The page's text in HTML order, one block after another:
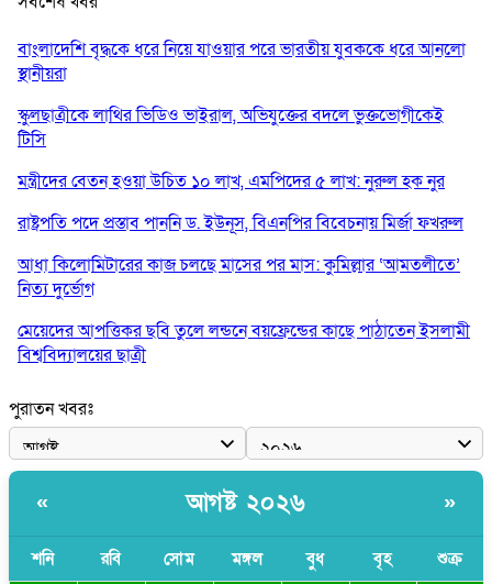
বাংলাদেশি বৃদ্ধকে ধরে নিয়ে যাওয়ার পরে ভারতীয় যুবককে ধরে আনলো
স্থানীয়রা
স্কুলছাত্রীকে লাথির ভিডিও ভাইরাল, অভিযুক্তের বদলে ভুক্তভোগীকেই
টিসি
মন্ত্রীদের বেতন হওয়া উচিত ১০ লাখ, এমপিদের ৫ লাখ: নুরুল হক নুর
রাষ্ট্রপতি পদে প্রস্তাব পাননি ড. ইউনূস, বিএনপির বিবেচনায় মির্জা ফখরুল
আধা কিলোমিটারের কাজ চলছে মাসের পর মাস: কুমিল্লার ‘আমতলীতে’
নিত্য দুর্ভোগ
মেয়েদের আপত্তিকর ছবি তুলে লন্ডনে বয়ফ্রেন্ডের কাছে পাঠাতেন ইসলামী
বিশ্ববিদ্যালয়ের ছাত্রী
পুলিশকে পিটিয়ে রক্তাক্ত করেছি এ দৃশ্য কি আপনারা দেখেননি: এনসিপি
নেতা
পাঁচ দেশি মাছে মিলল মাইক্রোপ্লাস্টিক, সবচেয়ে বেশি কই মাছে
বাংলাদেশী কর্মীদের আকামা নিয়ে বড় সুখবর দিলো সৌদি সরকার
ভারতের পূর্ব সীমান্তে এখন ‘আরেকটি পাকিস্তান’ গড়ে উঠেছে: সজীব
ওয়াজেদ জয়
পুরাতন খবরঃ
« আগষ্ট ২০২৬ »
শনি রবি সোম মঙ্গল বুধ বৃহ শুক্র